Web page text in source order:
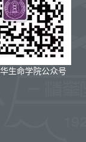
生命学院公众号